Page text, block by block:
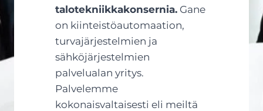
talotekniikkakonsernia. Gane
on kiinteistöautomaation,
turvajärjestelmien ja
sähköjärjestelmien
palvelualan yritys.
Palvelemme
kokonaisvaltaisesti eli meiltä